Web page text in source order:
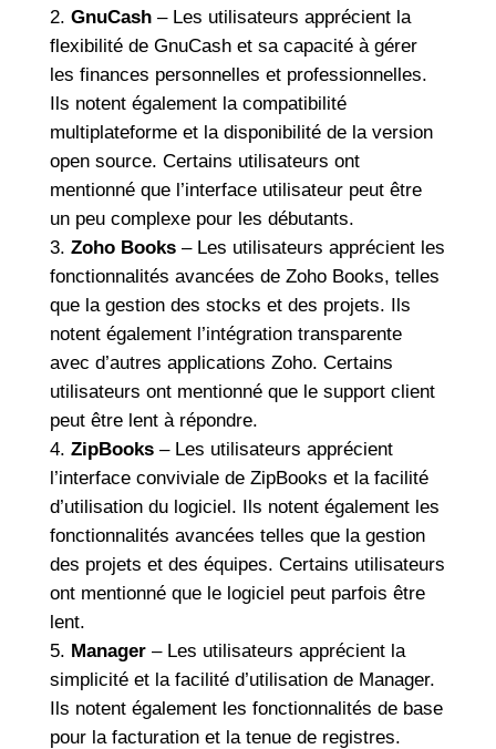
GnuCash– Les utilisateurs apprécient la
flexibilité de GnuCash et sa capacité à gérer
les finances personnelles et professionnelles.
Ils notent également la compatibilité
multiplateforme et la disponibilité de la version
open source. Certains utilisateurs ont
mentionné que l’interface utilisateur peut être
un peu complexe pour les débutants.
Zoho Books– Les utilisateurs apprécient les
fonctionnalités avancées de Zoho Books, telles
que la gestion des stocks et des projets. Ils
notent également l’intégration transparente
avec d’autres applications Zoho. Certains
utilisateurs ont mentionné que le support client
peut être lent à répondre.
ZipBooks– Les utilisateurs apprécient
l’interface conviviale de ZipBooks et la facilité
d’utilisation du logiciel. Ils notent également les
fonctionnalités avancées telles que la gestion
des projets et des équipes. Certains utilisateurs
ont mentionné que le logiciel peut parfois être
lent.
Manager– Les utilisateurs apprécient la
simplicité et la facilité d’utilisation de Manager.
Ils notent également les fonctionnalités de base
pour la facturation et la tenue de registres.